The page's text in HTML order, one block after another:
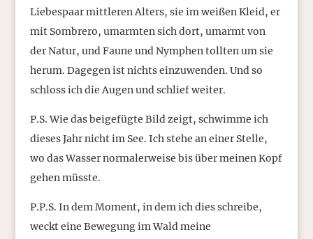
Liebespaar mittleren Alters, sie im weißen Kleid, er
mit Sombrero, umarmten sich dort, umarmt von
der Natur, und Faune und Nymphen tollten um sie
herum. Dagegen ist nichts einzuwenden. Und so
schloss ich die Augen und schlief weiter.
P.S. Wie das beigefügte Bild zeigt, schwimme ich
dieses Jahr nicht im See. Ich stehe an einer Stelle,
wo das Wasser normalerweise bis über meinen Kopf
gehen müsste.
P.P.S. In dem Moment, in dem ich dies schreibe,
weckt eine Bewegung im Wald meine